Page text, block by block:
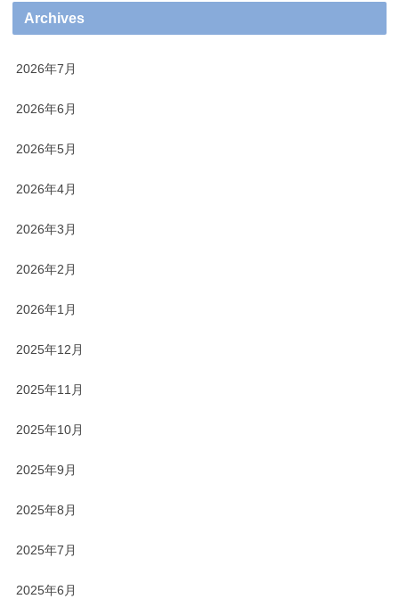
Archives
2026年7月
2026年6月
2026年5月
2026年4月
2026年3月
2026年2月
2026年1月
2025年12月
2025年11月
2025年10月
2025年9月
2025年8月
2025年7月
2025年6月